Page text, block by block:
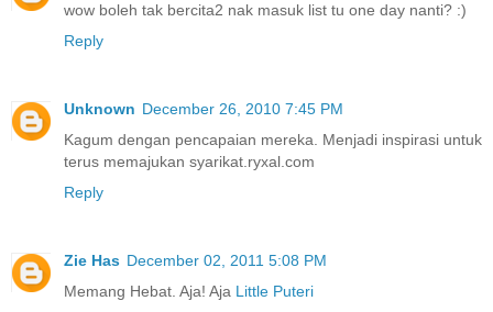
wow boleh tak bercita2 nak masuk list tu one day nanti? :)
Reply
Unknown December 26, 2010 7:45 PM
Kagum dengan pencapaian mereka. Menjadi inspirasi untuk
terus memajukan syarikat.ryxal.com
Reply
Zie Has December 02, 2011 5:08 PM
Memang Hebat. Aja! Aja Little Puteri